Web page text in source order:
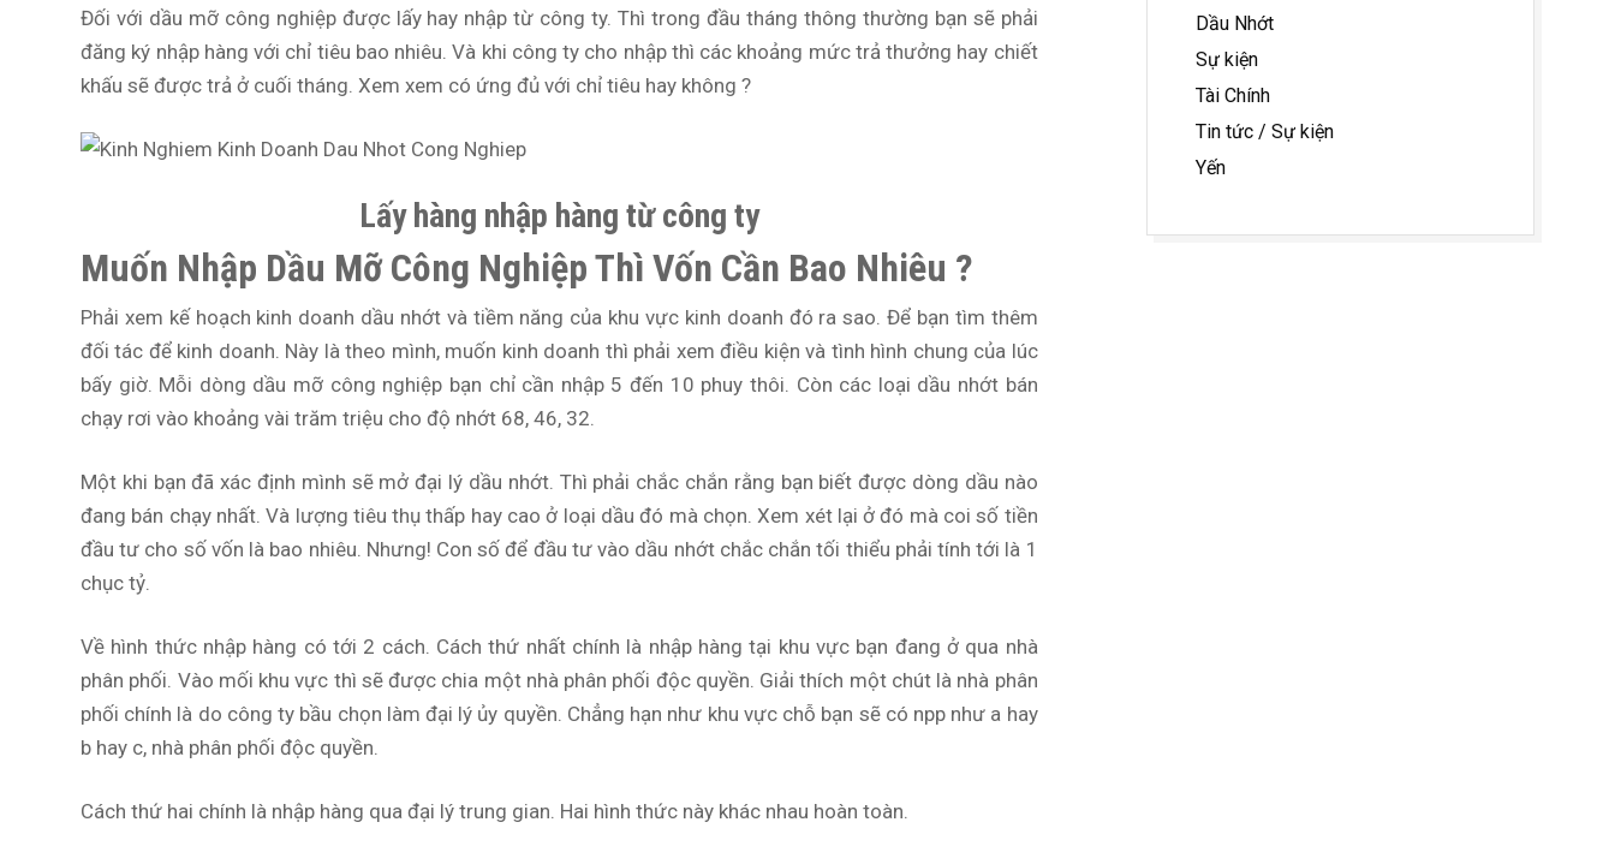
Đối với dầu mỡ công nghiệp được lấy hay nhập từ công ty. Thì trong đầu tháng thông thường bạn sẽ phải
đăng ký nhập hàng với chỉ tiêu bao nhiêu. Và khi công ty cho nhập thì các khoảng mức trả thưởng hay chiết
khấu sẽ được trả ở cuối tháng. Xem xem có ứng đủ với chỉ tiêu hay không ?
Lấy hàng nhập hàng từ công ty
Muốn Nhập Dầu Mỡ Công Nghiệp Thì Vốn Cần Bao Nhiêu ?
Phải xem kế hoạch kinh doanh dầu nhớt và tiềm năng của khu vực kinh doanh đó ra sao. Để bạn tìm thêm
đối tác để kinh doanh. Này là theo mình, muốn kinh doanh thì phải xem điều kiện và tình hình chung của lúc
bấy giờ. Mỗi dòng dầu mỡ công nghiệp bạn chỉ cần nhập 5 đến 10 phuy thôi. Còn các loại dầu nhớt bán
chạy rơi vào khoảng vài trăm triệu cho độ nhớt 68, 46, 32.
Một khi bạn đã xác định mình sẽ mở đại lý dầu nhớt. Thì phải chắc chắn rằng bạn biết được dòng dầu nào
đang bán chạy nhất. Và lượng tiêu thụ thấp hay cao ở loại dầu đó mà chọn. Xem xét lại ở đó mà coi số tiền
đầu tư cho số vốn là bao nhiêu. Nhưng! Con số để đầu tư vào dầu nhớt chắc chắn tối thiểu phải tính tới là 1
chục tỷ.
Về hình thức nhập hàng có tới 2 cách. Cách thứ nhất chính là nhập hàng tại khu vực bạn đang ở qua nhà
phân phối. Vào mối khu vực thì sẽ được chia một nhà phân phối độc quyền. Giải thích một chút là nhà phân
phối chính là do công ty bầu chọn làm đại lý ủy quyền. Chẳng hạn như khu vực chỗ bạn sẽ có npp như a hay
b hay c, nhà phân phối độc quyền.
Cách thứ hai chính là nhập hàng qua đại lý trung gian. Hai hình thức này khác nhau hoàn toàn.
Dầu Nhớt
Sự kiện
Tài Chính
Tin tức / Sự kiện
Yến